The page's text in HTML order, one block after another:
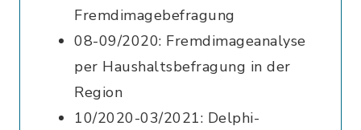
Fremdimagebefragung
08-09/2020: Fremdimageanalyse
per Haushaltsbefragung in der
Region
10/2020-03/2021: Delphi-